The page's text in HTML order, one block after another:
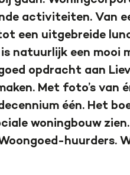
activiteiten. Van
een uitgebreide
natuurlijk een mooi
opdracht aan
Met foto’s van
één. Het
woningbouw
huurders.